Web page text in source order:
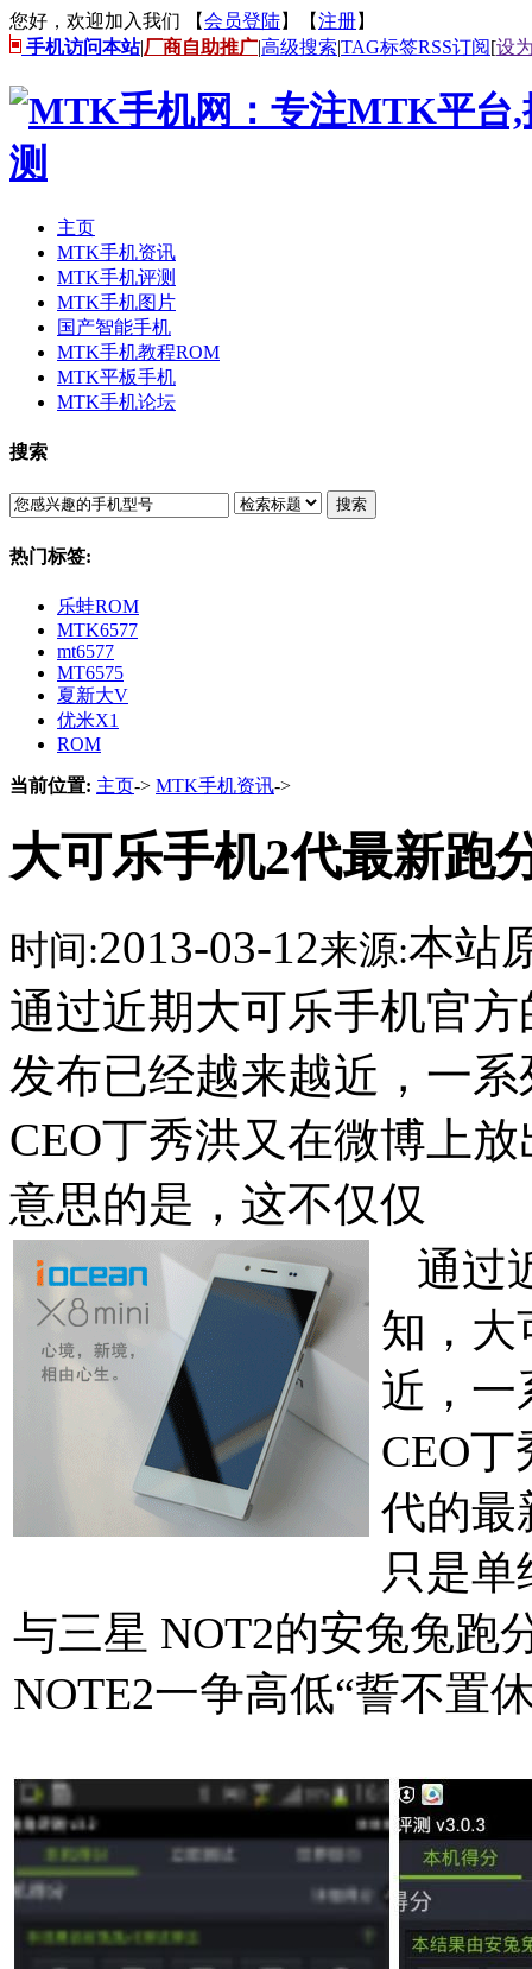
您好，欢迎加入我们 【会员登陆】【注册】
手机访问本站|厂商自助推广|高级搜索|TAG标签RSS订阅[设
主页
MTK手机资讯
MTK手机评测
MTK手机图片
国产智能手机
MTK手机教程ROM
MTK平板手机
MTK手机论坛
搜索
搜索
热门标签:
乐蛙ROM
MTK6577
mt6577
MT6575
夏新大V
优米X1
ROM
当前位置: 主页-> MTK手机资讯->
大可乐手机2代最新跑
时间:2013-03-12来源:本站
通过近期大可乐手机官
发布已经越来越近，一
CEO丁秀洪又在微博上
意思的是，这不仅仅
通过
知，大
近，一
CEO
代的最
只是
与三星 NOT2的安兔兔跑
NOTE2一争高低“誓不置